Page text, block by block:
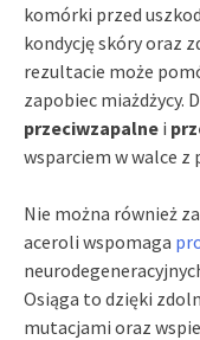
komórki przed
kondycję skóry oraz
rezultacie może
zapobiec miażdżycy.
przeciwzapalne i
wsparciem w walce
Nie można również
aceroli wspomaga
Osiąga to dzięki
mutacjami oraz